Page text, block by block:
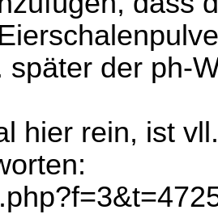
später der ph-
hier rein, ist